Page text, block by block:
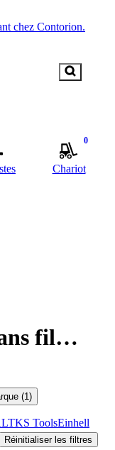
chez Contorion.
0
Chariot
fil
(1)
KS ToolsEinhell
Réinitialiser les filtres